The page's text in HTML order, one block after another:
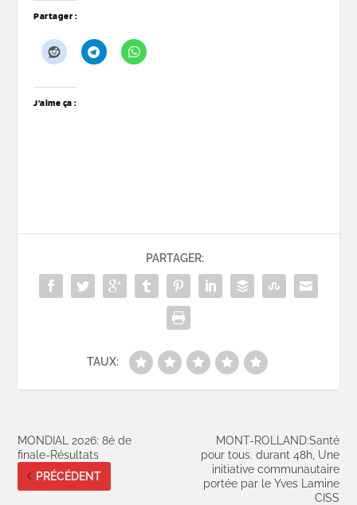
Partager :
J’aime ça :
PARTAGER:
TAUX:
MONDIAL 2026: 8é de
finale-Résultats
PRÉCÉDENT
MONT-ROLLAND:Santé
pour tous. durant 48h, Une
initiative communautaire
portée par le Yves Lamine
CISS